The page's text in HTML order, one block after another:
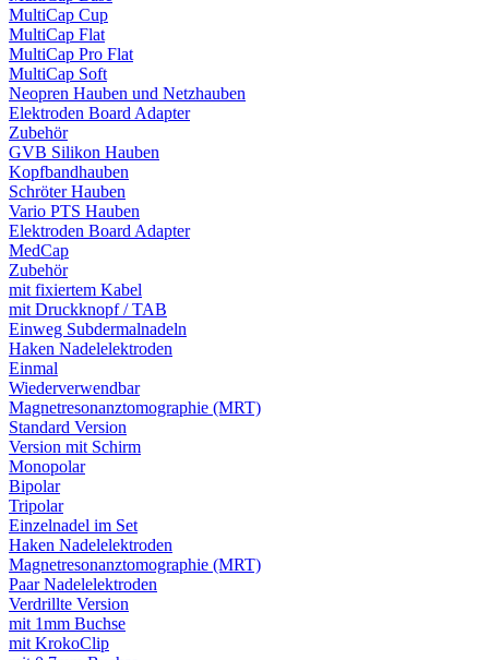
MultiCap Cup
MultiCap Flat
MultiCap Pro Flat
MultiCap Soft
Neopren Hauben und Netzhauben
Elektroden Board Adapter
Zubehör
GVB Silikon Hauben
Kopfbandhauben
Schröter Hauben
Vario PTS Hauben
Elektroden Board Adapter
MedCap
Zubehör
mit fixiertem Kabel
mit Druckknopf / TAB
Einweg Subdermalnadeln
Haken Nadelelektroden
Einmal
Wiederverwendbar
Magnetresonanztomographie (MRT)
Standard Version
Version mit Schirm
Monopolar
Bipolar
Tripolar
Einzelnadel im Set
Haken Nadelelektroden
Magnetresonanztomographie (MRT)
Paar Nadelelektroden
Verdrillte Version
mit 1mm Buchse
mit KrokoClip